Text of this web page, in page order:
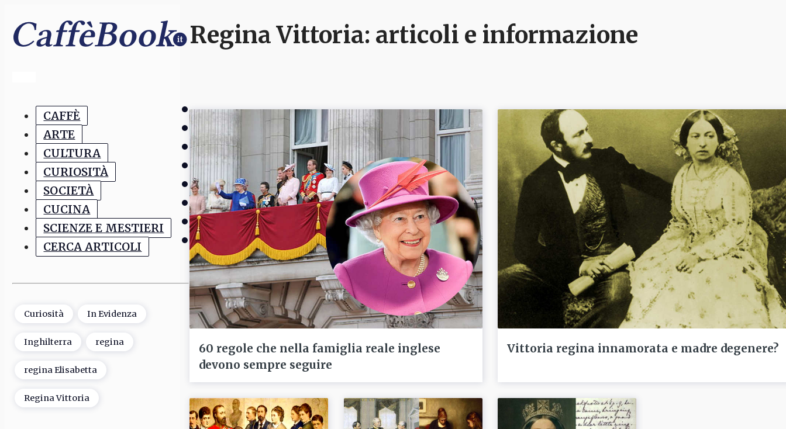
CAFFÈ
ARTE
CULTURA
CURIOSITÀ
SOCIETÀ
CUCINA
SCIENZE E MESTIERI
CERCA ARTICOLI
Curiosità In Evidenza
Inghilterra regina
regina Elisabetta
Regina Vittoria
Regina Vittoria: articoli e informazione
60 regole che nella famiglia reale inglese
devono sempre seguire
Vittoria regina innamorata e madre degenere?